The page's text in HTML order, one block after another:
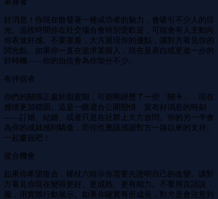
單身者
好消息！你現在散發著一種成功者的魅力，會吸引不少人的目
光。這段時間你在社交場合會特別受歡迎，可能會有人主動向
你表達好感。不要害羞，大方展現你的優點，讓對方看見你的
閃光點。如果你一直在追求某個人，現在是表白或更進一步的
好時機——你的自信會為你加分不少。
有伴侶者
你們的關係正處於甜蜜期，可能剛經歷了一些「關卡」，現在
感情更加穩固。這是一個適合公開戀情、宣布好消息的時刻
——訂婚、結婚、或者只是在社群上大方放閃。你的另一半會
為你的成就感到驕傲，而你也應該感謝對方一路以來的支持。
一起慶祝吧！
復合機會
如果你希望復合，權杖六暗示你需要先證明自己的改變。讓對
方看見你現在變得更好、更成熟、更有能力。不要用言語說
服，用實際行動展示。如果你確實有所成長，對方是會注意到